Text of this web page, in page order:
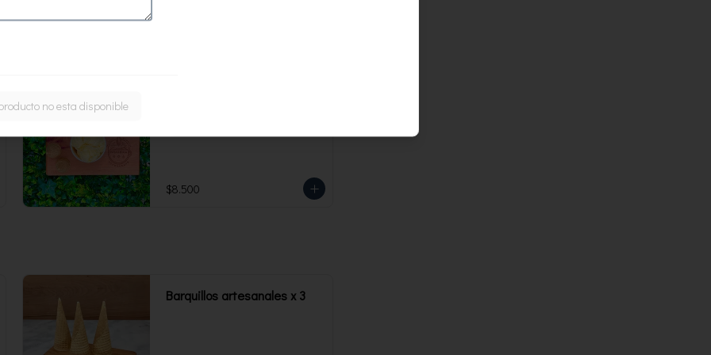
$8.500
Barquillos artesanales x 3
no esta disponible